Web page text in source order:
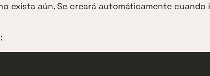
exista aún. Se creará automáticamente cuando